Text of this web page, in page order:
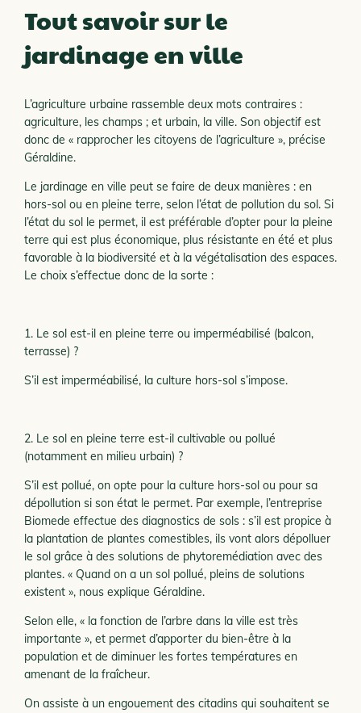
Tout savoir sur le
jardinage en ville
L’agriculture urbaine rassemble deux mots contraires :
agriculture, les champs ; et urbain, la ville. Son objectif est
donc de « rapprocher les citoyens de l’agriculture », précise
Géraldine.
Le jardinage en ville peut se faire de deux manières : en
hors-sol ou en pleine terre, selon l’état de pollution du sol. Si
l’état du sol le permet, il est préférable d’opter pour la pleine
terre qui est plus économique, plus résistante en été et plus
favorable à la biodiversité et à la végétalisation des espaces.
Le choix s’effectue donc de la sorte :
1. Le sol est-il en pleine terre ou imperméabilisé (balcon,
terrasse) ?
S’il est imperméabilisé, la culture hors-sol s’impose.
2. Le sol en pleine terre est-il cultivable ou pollué
(notamment en milieu urbain) ?
S’il est pollué, on opte pour la culture hors-sol ou pour sa
dépollution si son état le permet. Par exemple, l’entreprise
Biomede effectue des diagnostics de sols : s’il est propice à
la plantation de plantes comestibles, ils vont alors dépolluer
le sol grâce à des solutions de phytoremédiation avec des
plantes. « Quand on a un sol pollué, pleins de solutions
existent », nous explique Géraldine.
Selon elle, « la fonction de l’arbre dans la ville est très
importante », et permet d’apporter du bien-être à la
population et de diminuer les fortes températures en
amenant de la fraîcheur.
On assiste à un engouement des citadins qui souhaitent se